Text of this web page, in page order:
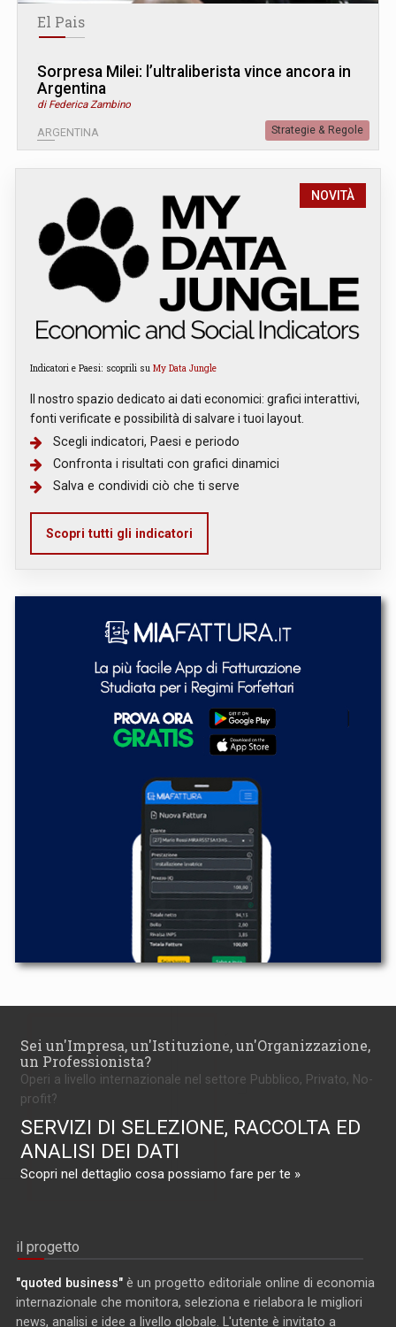
El Pais
Sorpresa Milei: l’ultraliberista vince ancora in
Argentina
di Federica Zambino
ARGENTINA Strategie & Regole
NOVITÀ
Indicatori e Paesi: scoprili su My Data Jungle
Il nostro spazio dedicato ai dati economici: grafici interattivi,
fonti verificate e possibilità di salvare i tuoi layout.
Scegli indicatori, Paesi e periodo
Confronta i risultati con grafici dinamici
Salva e condividi ciò che ti serve
Scopri tutti gli indicatori
Sei un'Impresa, un'Istituzione, un'Organizzazione,
un Professionista?
Operi a livello internazionale nel settore Pubblico, Privato, No-
profit?
SERVIZI DI SELEZIONE, RACCOLTA ED
ANALISI DEI DATI
Scopri nel dettaglio cosa possiamo fare per te »
il progetto
"quoted business" è un progetto editoriale online di economia
internazionale che monitora, seleziona e rielabora le migliori
news, analisi e idee a livello globale. L'utente è invitato a